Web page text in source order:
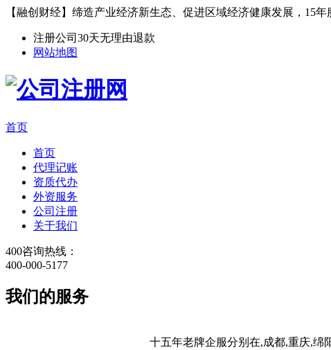
【融创财经】缔造产业经济新生态、促进区域经济健康发展，15
注册公司30天无理由退款
网站地图
首页
首页
代理记账
资质代办
外资服务
公司注册
关于我们
400咨询热线：
400-000-5177
我们的服务
十五年老牌企服分别在,成都,重庆,绵